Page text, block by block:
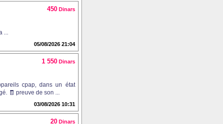
450 Dinars
...
05/08/2026 21:04
1 550 Dinars
cpap, dans un état
🧾 preuve de son ...
03/08/2026 10:31
20 Dinars